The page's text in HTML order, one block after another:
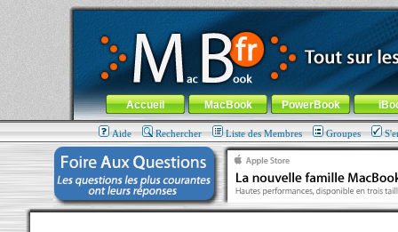
MacBook-fr.com : 100% Apple... 100% nomade !
Aller au contenu-Aller au menu général-Aller au menu de
Menu général
Accueil MacBook PowerBook
Aide Rechercher Liste des Membres Groupes